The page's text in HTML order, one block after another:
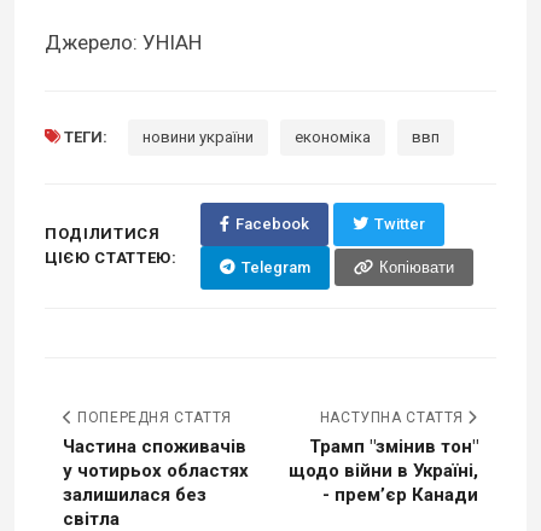
Джерело: УНІАН
ТЕГИ: новини україни економіка ввп
ПОДІЛИТИСЯ
ЦІЄЮ СТАТТЕЮ:
Facebook Twitter
Telegram Копіювати
ПОПЕРЕДНЯ СТАТТЯ
Частина споживачів
у чотирьох областях
залишилася без
світла
НАСТУПНА СТАТТЯ
Трамп "змінив тон"
щодо війни в Україні,
- премʼєр Канади